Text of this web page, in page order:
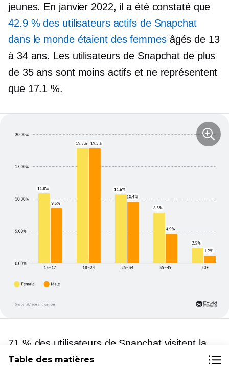
jeunes. En janvier 2022, il a été constaté que
42.9 % des utilisateurs actifs de Snapchat
dans le monde étaient des femmesâgés de 13
à 34 ans. Les utilisateurs de Snapchat de plus
de 35 ans sont moins actifs et ne représentent
que 17.1 %.
71 % des utilisateurs de Snapchat visitent la
plateforme plusieurs fois par jour, l'utilisateur
Table des matières